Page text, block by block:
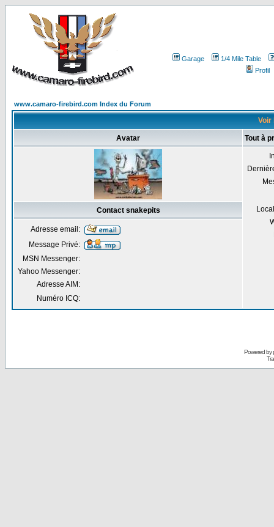
Garage
1/4 Mile Table
Profil
www.camaro-firebird.com Index du Forum
Voir
Avatar Tout à
Contact snakepits
Adresse email:
Message Privé:
MSN Messenger:
Yahoo Messenger:
Adresse AIM:
Numéro ICQ:
Powered by